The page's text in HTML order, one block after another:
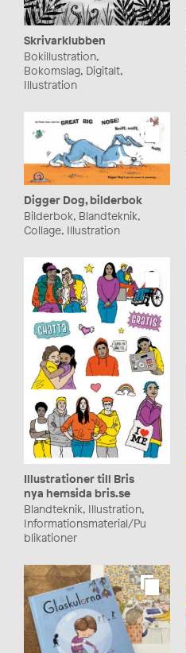
Skrivarklubben
Bokillustration,
Bokomslag, Digitalt,
Illustration
Digger Dog, bilderbok
Bilderbok, Blandteknik,
Collage, Illustration
Illustrationer till Bris
nya hemsida bris.se
Blandteknik, Illustration,
Informationsmaterial/Pu
blikationer